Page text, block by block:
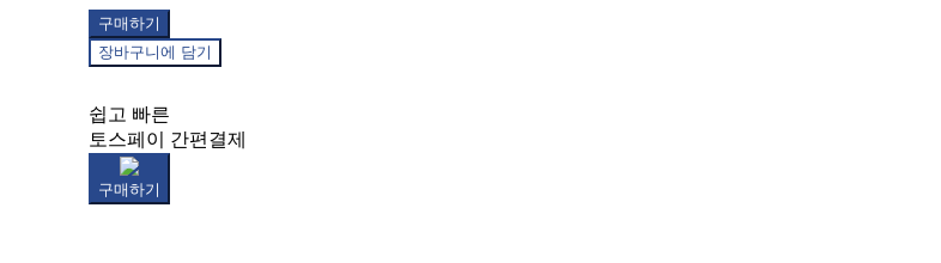
구매하기
장바구니에 담기
쉽고 빠른
토스페이 간편결제
구매하기